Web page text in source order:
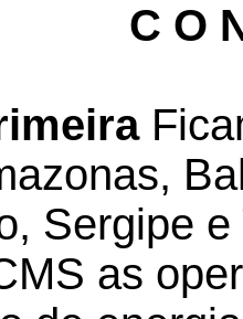
C O
Sergipe
as